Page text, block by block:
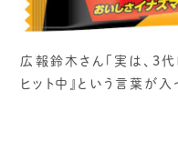
広報鈴木さん「実は、3
ヒット中』という言葉が入